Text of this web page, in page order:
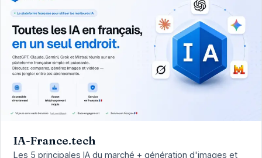
IA-France.tech
Les 5 principales IA du marché + génération d'images et